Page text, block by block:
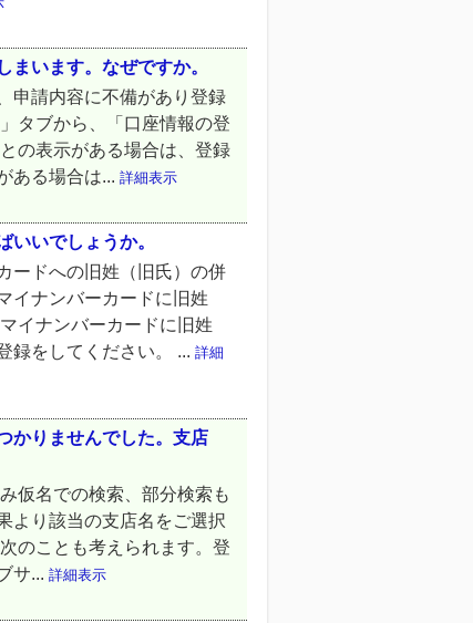
まいます。なぜですか。
申請内容に不備があり登録
タブから、「口座情報の登
の表示がある場合は、登録
ある場合は... 詳細表示
いいでしょうか。
ードへの旧姓（旧氏）の併
イナンバーカードに旧姓
イナンバーカードに旧姓
録をしてください。 ... 詳細
かりませんでした。支店
仮名での検索、部分検索も
より該当の支店名をご選択
のことも考えられます。登
サ... 詳細表示